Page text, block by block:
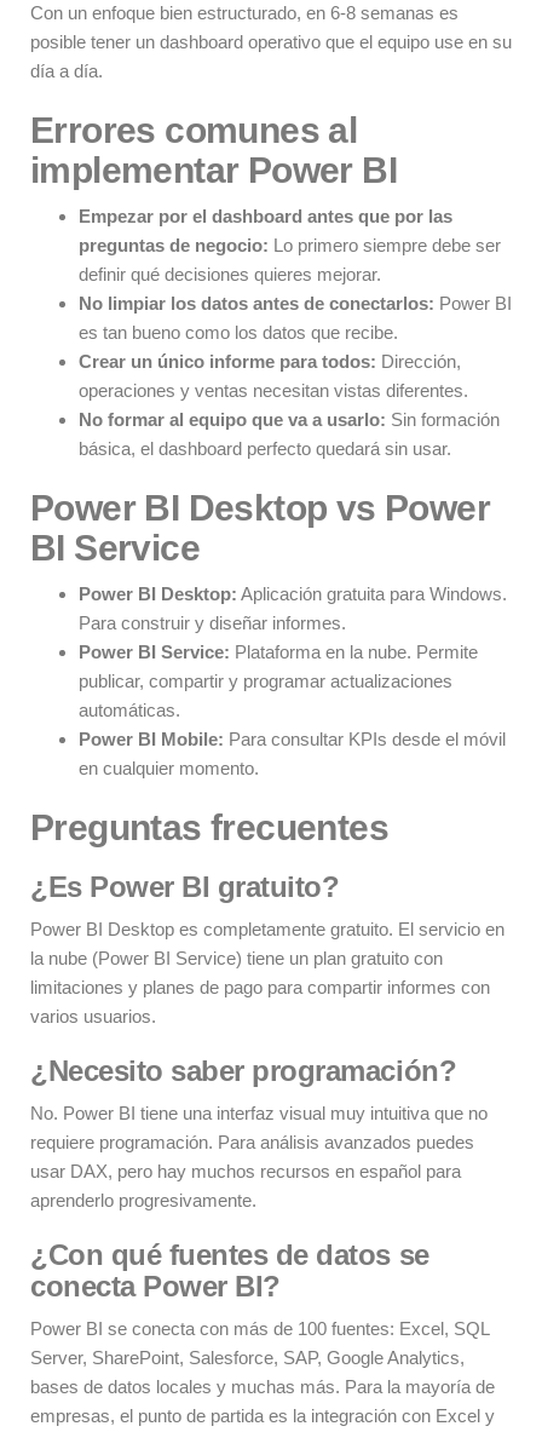
Con un enfoque bien estructurado, en 6-8 semanas es
posible tener un dashboard operativo que el equipo use en su
día a día.
Errores comunes al
implementar Power BI
Empezar por el dashboard antes que por las
preguntas de negocio: Lo primero siempre debe ser
definir qué decisiones quieres mejorar.
No limpiar los datos antes de conectarlos: Power BI
es tan bueno como los datos que recibe.
Crear un único informe para todos: Dirección,
operaciones y ventas necesitan vistas diferentes.
No formar al equipo que va a usarlo: Sin formación
básica, el dashboard perfecto quedará sin usar.
Power BI Desktop vs Power
BI Service
Power BI Desktop: Aplicación gratuita para Windows.
Para construir y diseñar informes.
Power BI Service: Plataforma en la nube. Permite
publicar, compartir y programar actualizaciones
automáticas.
Power BI Mobile: Para consultar KPIs desde el móvil
en cualquier momento.
Preguntas frecuentes
¿Es Power BI gratuito?
Power BI Desktop es completamente gratuito. El servicio en
la nube (Power BI Service) tiene un plan gratuito con
limitaciones y planes de pago para compartir informes con
varios usuarios.
¿Necesito saber programación?
No. Power BI tiene una interfaz visual muy intuitiva que no
requiere programación. Para análisis avanzados puedes
usar DAX, pero hay muchos recursos en español para
aprenderlo progresivamente.
¿Con qué fuentes de datos se
conecta Power BI?
Power BI se conecta con más de 100 fuentes: Excel, SQL
Server, SharePoint, Salesforce, SAP, Google Analytics,
bases de datos locales y muchas más. Para la mayoría de
empresas, el punto de partida es la integración con Excel y